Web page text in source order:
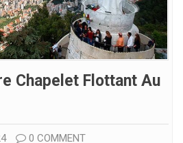
Chapelet Flottant Au
0 COMMENT